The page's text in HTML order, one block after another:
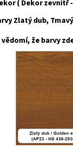
( Dekor zevnitř
Zlatý dub,
že barvy